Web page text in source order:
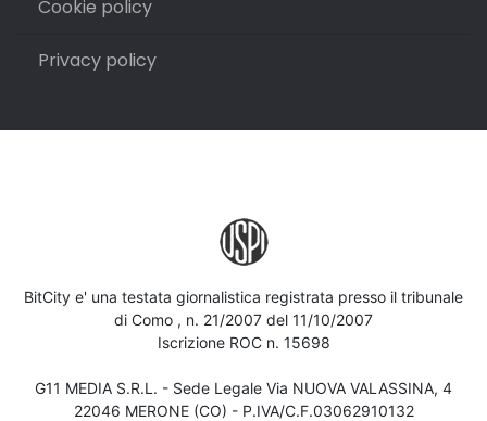
Cookie policy
Privacy policy
BitCity e' una testata giornalistica registrata presso il tribunale
di Como , n. 21/2007 del 11/10/2007
Iscrizione ROC n. 15698
G11 MEDIA S.R.L. - Sede Legale Via NUOVA VALASSINA, 4
22046 MERONE (CO) - P.IVA/C.F.03062910132